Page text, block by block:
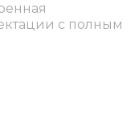
с полным